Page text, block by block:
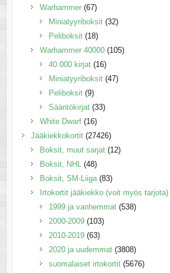
Warhammer (67)
Miniatyyriboksit (32)
Peliboksit (18)
Warhammer 40000 (105)
40 000 kirjat (16)
Miniatyyriboksit (47)
Peliboksit (9)
Sääntökirjat (33)
White Dwarf (16)
Jääkiekkokortit (27426)
Boksit, muut sarjat (12)
Boksit, NHL (48)
Boksit, SM-Liiga (83)
Irtokortit jääkiekko (voit myös tarjota)
1999 ja vanhemmat (538)
2000-2009 (103)
2010-2019 (63)
2020 ja uudemmat (3808)
suomalaiset irtokortit (5676)